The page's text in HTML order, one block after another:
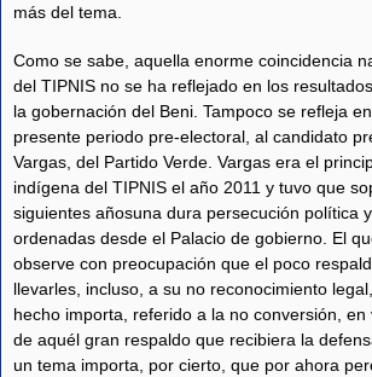
más del tema.
Como se sabe, aquella enorme coincidencia
del TIPNIS no se ha reflejado en los
la gobernación del Beni. Tampoco se refleja
presente periodo pre-electoral, al candidato
Vargas, del Partido Verde. Vargas era el
indígena del TIPNIS el año 2011 y tuvo que
siguientes añosuna dura persecución política
ordenadas desde el Palacio de gobierno. El
observe con preocupación que el poco
llevarles, incluso, a su no reconocimiento
hecho importa, referido a la no conversión, en
de aquél gran respaldo que recibiera la
un tema importa, por cierto, que por ahora